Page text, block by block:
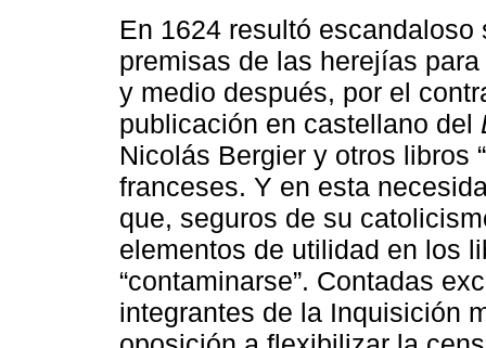
En 1624 resultó
premisas de las herejías
y medio después, por el
publicación en castellano del
Nicolás Bergier y otros libros
franceses. Y en esta
que, seguros de su
elementos de utilidad en los
“contaminarse”. Contadas
integrantes de la Inquisición